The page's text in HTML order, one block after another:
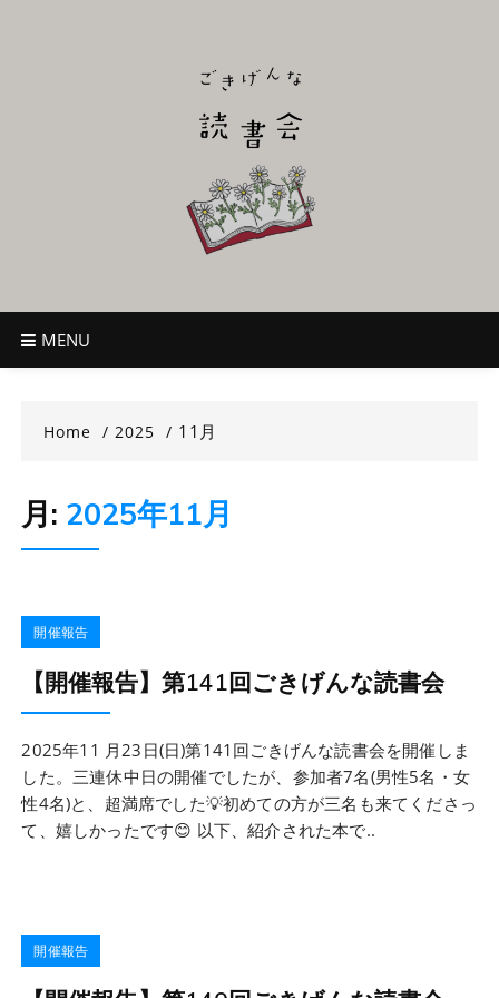
ごきげんな読
~児童書好き主催者によるオールジャンルOK！のんびり読書会~
MENU
Home 2025 11月
月: 2025年11月
開催報告
【開催報告】第141回ごきげんな読書会
2025年11 月23日(日)第141回ごきげんな読書会を開催しま
した。三連休中日の開催でしたが、参加者7名(男性5名・女
性4名)と、超満席でした💡初めての方が三名も来てくださっ
て、嬉しかったです😊 以下、紹介された本で..
開催報告